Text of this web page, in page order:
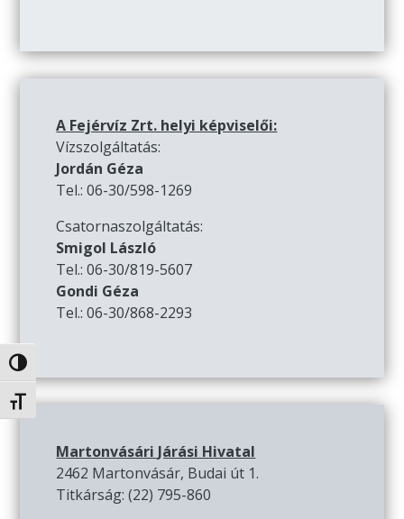
Nagy kontraszt váltása
Betűméret váltása
A Fejérvíz Zrt. helyi képviselői:
Vízszolgáltatás:
Jordán Géza
Tel.: 06-30/598-1269
Csatornaszolgáltatás:
Smigol László
Tel.: 06-30/819-5607
Gondi Géza
Tel.: 06-30/868-2293
Martonvásári Járási Hivatal
2462 Martonvásár, Budai út 1.
Titkárság: (22) 795-860